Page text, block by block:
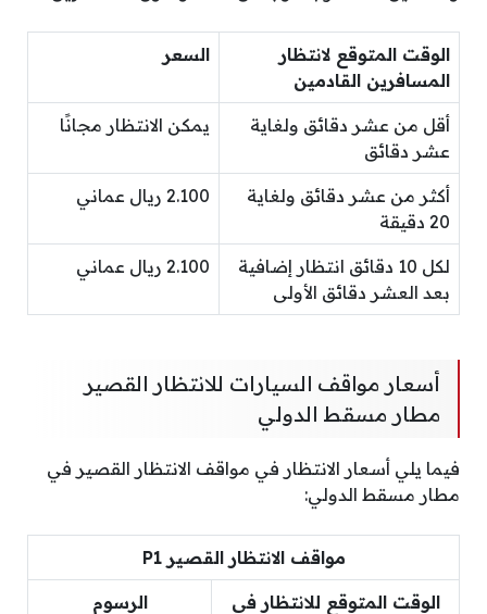
الوقت المتوقع لانتظار
المسافرين القادمين
السعر
أقل من عشر دقائق ولغاية
عشر دقائق
يمكن الانتظار مجانًا
أكثر من عشر دقائق ولغاية
20 دقيقة
2.100 ريال عماني
لكل 10 دقائق انتظار إضافية
بعد العشر دقائق الأولى
2.100 ريال عماني
أسعار مواقف السيارات للانتظار القصير
مطار مسقط الدولي
فيما يلي أسعار الانتظار في مواقف الانتظار القصير في
مطار مسقط الدولي:
مواقف الانتظار القصير P1
الوقت المتوقع للانتظار في
الرسوم